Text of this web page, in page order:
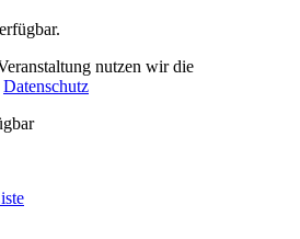
nutzen wir die
Datenschutz